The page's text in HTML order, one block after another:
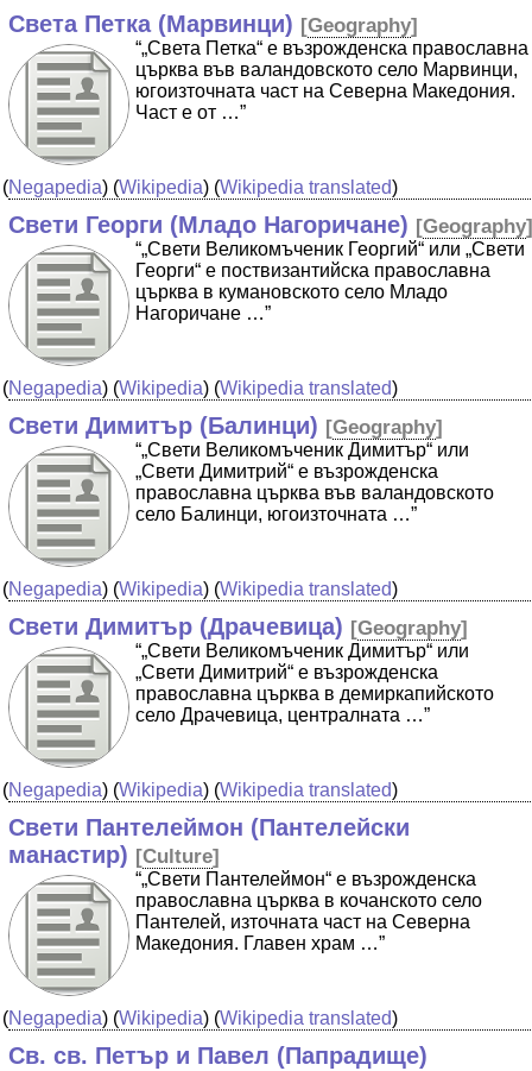
Света Петка (Марвинци) [Geography]
“„Света Петка“ е възрожденска православна
църква във валандовското село Марвинци,
югоизточната част на Северна Македония.
Част е от …”
(Negapedia) (Wikipedia) (Wikipedia translated)
Свети Георги (Младо Нагоричане) [Geography]
“„Свети Великомъченик Георгий“ или „Свети
Георги“ е поствизантийска православна
църква в кумановското село Младо
Нагоричане …”
(Negapedia) (Wikipedia) (Wikipedia translated)
Свети Димитър (Балинци) [Geography]
“„Свети Великомъченик Димитър“ или
„Свети Димитрий“ е възрожденска
православна църква във валандовското
село Балинци, югоизточната …”
(Negapedia) (Wikipedia) (Wikipedia translated)
Свети Димитър (Драчевица) [Geography]
“„Свети Великомъченик Димитър“ или
„Свети Димитрий“ е възрожденска
православна църква в демиркапийското
село Драчевица, централната …”
(Negapedia) (Wikipedia) (Wikipedia translated)
Свети Пантелеймон (Пантелейски
манастир) [Culture]
“„Свети Пантелеймон“ е възрожденска
православна църква в кочанското село
Пантелей, източната част на Северна
Македония. Главен храм …”
(Negapedia) (Wikipedia) (Wikipedia translated)
Св. св. Петър и Павел (Папрадище)